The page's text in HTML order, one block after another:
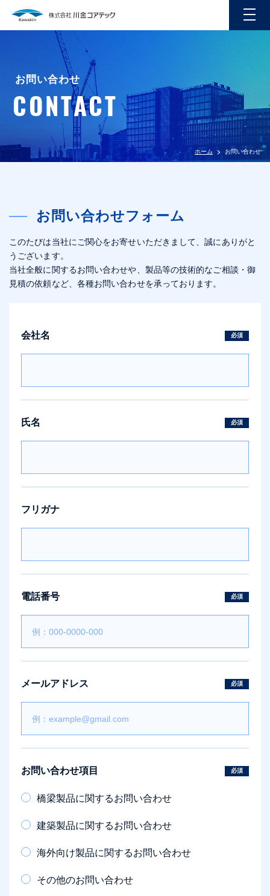
お問い合わせ
CONTACT
ホーム お問い合わせ
お問い合わせフォーム
このたびは当社にご関心をお寄せいただきまして、誠にありがと
うございます。
当社全般に関するお問い合わせや、製品等の技術的なご相談・御
見積の依頼など、各種お問い合わせを承っております。
会社名 必須
氏名 必須
フリガナ
電話番号 必須
メールアドレス 必須
お問い合わせ項目 必須
橋梁製品に関するお問い合わせ
建築製品に関するお問い合わせ
海外向け製品に関するお問い合わせ
その他のお問い合わせ